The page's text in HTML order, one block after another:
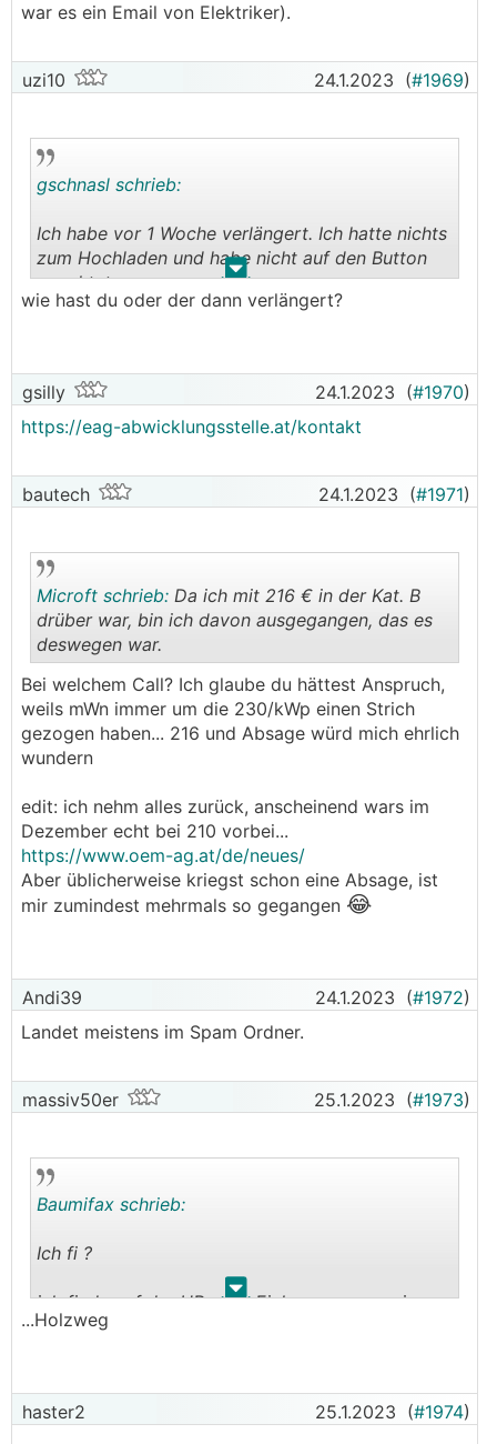
war es ein Email von Elektriker).
uzi10 24.1.2023 (#1969)
. .
gschnasl schrieb:
Ich habe vor 1 Woche verlängert. Ich hatte nichts
zum Hochladen und habe nicht auf den Button
geachtet.
Nach ein paar Tagen kam ein Email von der
wie hast du oder der dann verlängert?
gsilly 24.1.2023 (#1970)
https://eag-abwicklungsstelle.at/kontakt
bautech 24.1.2023 (#1971)
..
Microft schrieb: Da ich mit 216 € in der Kat. B
drüber war, bin ich davon ausgegangen, das es
deswegen war.
Bei welchem Call? Ich glaube du hättest Anspruch,
weils mWn immer um die 230/kWp einen Strich
gezogen haben... 216 und Absage würd mich ehrlich
wundern
edit: ich nehm alles zurück, anscheinend wars im
Dezember echt bei 210 vorbei...
https://www.oem-ag.at/de/neues/
Aber üblicherweise kriegst schon eine Absage, ist
mir zumindest mehrmals so gegangen 😂
Andi39 24.1.2023 (#1972)
Landet meistens im Spam Ordner.
massiv50er 25.1.2023 (#1973)
. .
Baumifax schrieb:
Ich fi ?
ich finde auf der HP nach Einloggen nur meine
Tickets von den Förderverträgen.
Investitionszuschuss ?
...Holzweg
haster2 25.1.2023 (#1974)